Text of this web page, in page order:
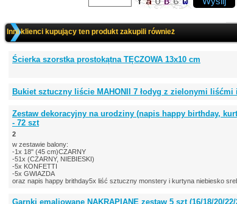
Inni klienci kupujący ten produkt zakupili również
Ścierka szorstka prostokątna TĘCZOWA 13x10 cm
Bukiet sztuczny liście MAHONII 7 łodyg z zielonymi liśćmi
Zestaw dekoracyjny na urodziny (napis happy birthday,
- 72 szt
2
w zestawie balony:
-1x 18'' (45 cm)CZARNY
-51x (CZARNY, NIEBIESKI)
-5x KONFETTI
-5x GWIAZDA
oraz napis happy brithday5x liść sztuczny monstery i kurtyna niebiesko
Garnki emaliowane NAKRAPIANE zestaw 5 szt (16/18/20/